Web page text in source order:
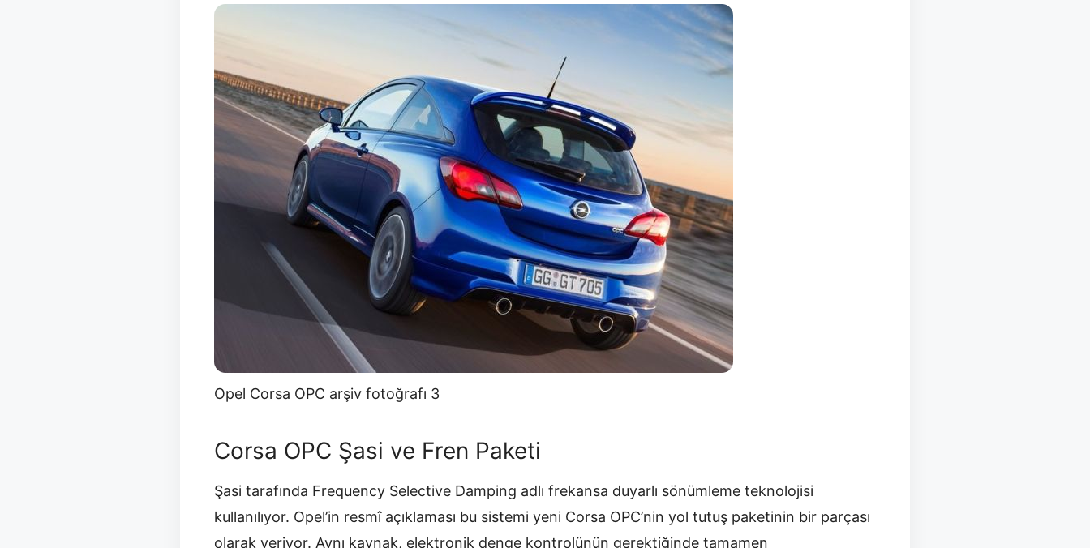
Opel Corsa OPC arşiv fotoğrafı 3
Corsa OPC Şasi ve Fren Paketi
Şasi tarafında Frequency Selective Damping adlı frekansa duyarlı sönümleme teknolojisi
kullanılıyor. Opel’in resmî açıklaması bu sistemi yeni Corsa OPC’nin yol tutuş paketinin bir parçası
olarak veriyor. Aynı kaynak, elektronik denge kontrolünün gerektiğinde tamamen